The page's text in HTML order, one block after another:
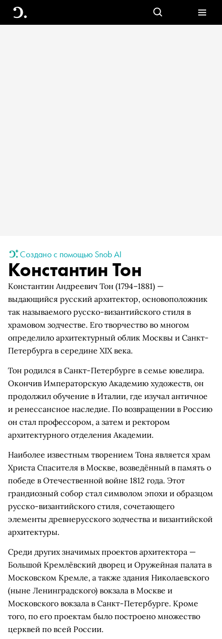
Создано с помощью Snob AI
Константин Тон
Константин Андреевич Тон (1794–1881) —
выдающийся русский архитектор, основоположник
так называемого русско-византийского стиля в
храмовом зодчестве. Его творчество во многом
определило архитектурный облик Москвы и Санкт-
Петербурга в середине XIX века.
Тон родился в Санкт-Петербурге в семье ювелира.
Окончив Императорскую Академию художеств, он
продолжил обучение в Италии, где изучал античное
и ренессансное наследие. По возвращении в Россию
он стал профессором, а затем и ректором
архитектурного отделения Академии.
Наиболее известным творением Тона является храм
Христа Спасителя в Москве, возведённый в память о
победе в Отечественной войне 1812 года. Этот
грандиозный собор стал символом эпохи и образцом
русско-византийского стиля, сочетающего
элементы древнерусского зодчества и византийской
архитектуры.
Среди других значимых проектов архитектора —
Большой Кремлёвский дворец и Оружейная палата в
Московском Кремле, а также здания Николаевского
(ныне Ленинградского) вокзала в Москве и
Московского вокзала в Санкт-Петербурге. Кроме
того, по его проектам было построено множество
церквей по всей России.